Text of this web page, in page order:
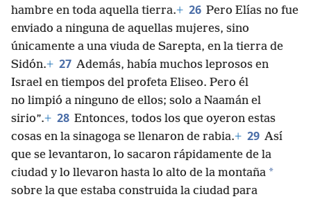
hambre en toda aquella tierra.+ 26 Pero Elías no fue
enviado a ninguna de aquellas mujeres, sino
únicamente a una viuda de Sarepta, en la tierra de
Sidón.+ 27 Además, había muchos leprosos en
Israel en tiempos del profeta Eliseo. Pero él
no limpió a ninguno de ellos; solo a Naamán el
sirio”.+ 28 Entonces, todos los que oyeron estas
cosas en la sinagoga se llenaron de rabia.+ 29 Así
que se levantaron, lo sacaron rápidamente de la
ciudad y lo llevaron hasta lo alto de la montaña *
sobre la que estaba construida la ciudad para